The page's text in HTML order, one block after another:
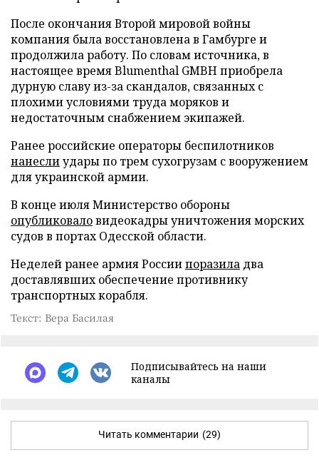
После окончания Второй мировой войны
компания была восстановлена в Гамбурге и
продолжила работу. По словам источника, в
настоящее время Blumenthal GMBH приобрела
дурную славу из-за скандалов, связанных с
плохими условиями труда моряков и
недостаточным снабжением экипажей.
Ранее российские операторы беспилотников
нанеслиудары по трем сухогрузам с вооружением
для украинской армии.
В конце июля Министерство обороны
опубликоваловидеокадры уничтожения морских
судов в портах Одесской области.
Неделей ранее армия Россиипоразила два
доставлявших обеспечение противнику
транспортных корабля.
Текст: Вера Басилая
Подписывайтесь на наши
каналы
Читать комментарии (29)